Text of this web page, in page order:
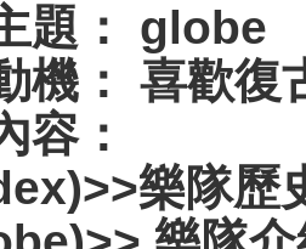
題： globe
機： 喜歡復
容：
樂隊歷